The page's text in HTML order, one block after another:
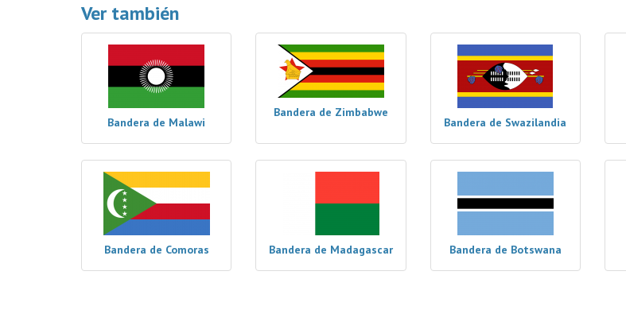
Ver también
Bandera de Malawi
Bandera de Zimbabwe
Bandera de Swazilandia
Bandera de Comoras Bandera de Madagascar Bandera de Botswana